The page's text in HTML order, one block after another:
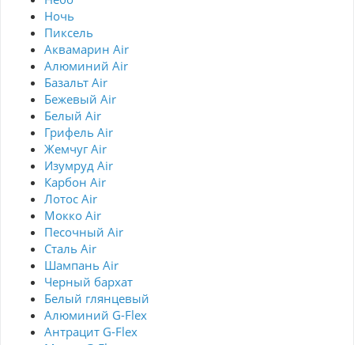
Ночь
Пиксель
Аквамарин Air
Алюминий Air
Базальт Air
Бежевый Air
Белый Air
Грифель Air
Жемчуг Air
Изумруд Air
Карбон Air
Лотос Air
Мокко Air
Песочный Air
Сталь Air
Шампань Air
Черный бархат
Белый глянцевый
Алюминий G-Flex
Антрацит G-Flex